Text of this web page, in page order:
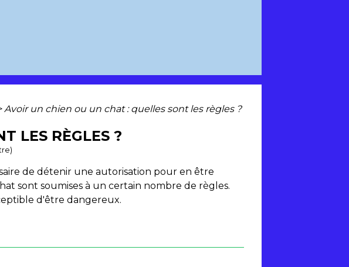
Avoir un chien ou un chat : quelles sont les règles ?
LES RÈGLES ?
de détenir une autorisation pour en être
sont soumises à un certain nombre de règles.
d'être dangereux.